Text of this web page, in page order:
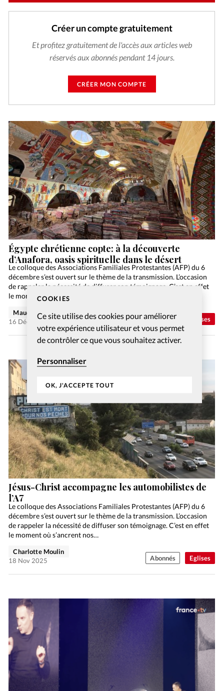
COOKIES
Ce site utilise des cookies pour améliorer
votre expérience utilisateur et vous permet
de contrôler ce que vous souhaitez activer.
Personnaliser
OK, J'ACCEPTE TOUT
Créer un compte gratuitement
Et profitez gratuitement de l'accès aux articles web
réservés aux abonnés pendant 14 jours.
CRÉER MON COMPTE
Eglises
Égypte chrétienne copte: à la découverte
d’Anafora, oasis spirituelle dans le désert
Le colloque des Associations Familiales Protestantes (AFP) du 6
décembre s’est ouvert sur le thème de la transmission. L’occasion
de rappeler la nécessité de diffuser son témoignage. C’est en effet
le moment où s’ancrent nos…
Maude Burkhalter
16 Déc 2025
Abonnés
Eglises
Jésus-Christ accompagne les automobilistes de
l’A7
Le colloque des Associations Familiales Protestantes (AFP) du 6
décembre s’est ouvert sur le thème de la transmission. L’occasion
de rappeler la nécessité de diffuser son témoignage. C’est en effet
le moment où s’ancrent nos…
Charlotte Moulin
18 Nov 2025
Abonnés